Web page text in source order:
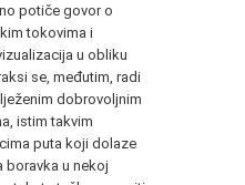
potiče govor o
tokovima i
u obliku
se, međutim, radi
dobrovoljnim
istim takvim
puta koji dolaze
boravka u nekoj